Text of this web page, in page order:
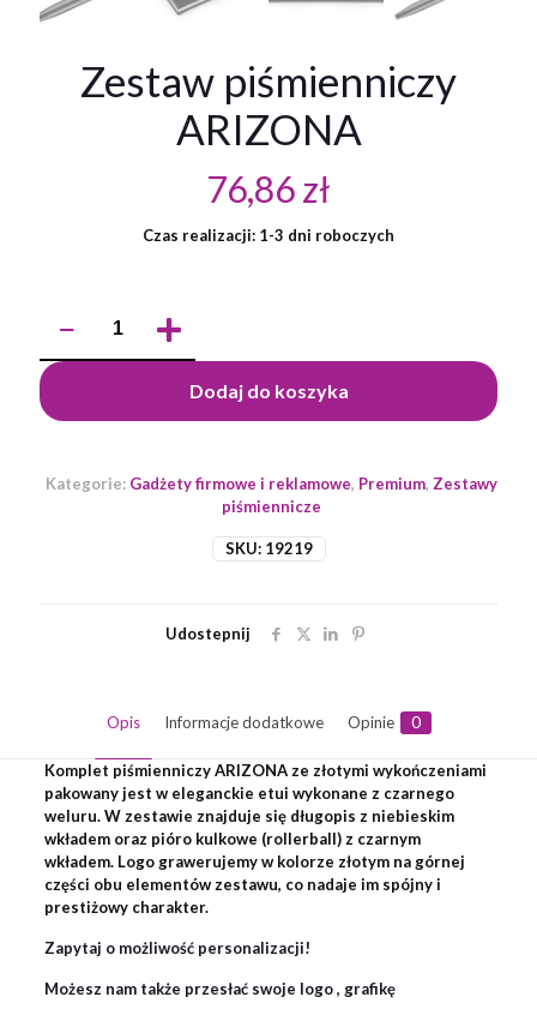
Zestaw piśmienniczy
ARIZONA
76,86zł
Czas realizacji: 1-3 dni roboczych
Zestaw
piśmienniczy
ARIZONA
Dodaj do koszyka
SKU: 19219
Kategorie: Gadżety firmowe i reklamowe, Premium, Zestawy
piśmiennicze
Udostepnij
Opis Informacje dodatkowe Opinie 0
Komplet piśmienniczy ARIZONA ze złotymi wykończeniami
pakowany jest w eleganckie etui wykonane z czarnego
weluru. W zestawie znajduje się długopis z niebieskim
wkładem oraz pióro kulkowe (rollerball) z czarnym
wkładem. Logo grawerujemy w kolorze złotym na górnej
części obu elementów zestawu, co nadaje im spójny i
prestiżowy charakter.
Zapytaj o możliwość personalizacji!
Możesz nam także przesłać swoje logo , grafikę